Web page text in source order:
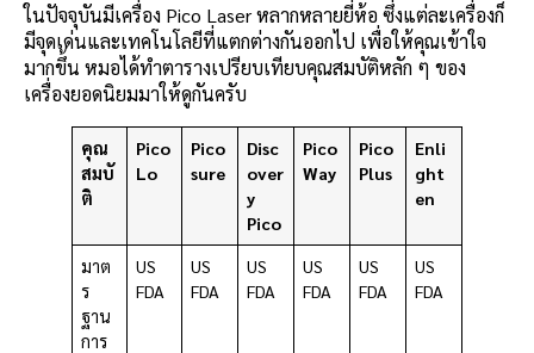
ในปัจจุบันมีเครื่อง Pico Laser หลากหลายยี่ห้อ ซึ่งแต่ละเครื่องก็
มีจุดเด่นและเทคโนโลยีที่แตกต่างกันออกไป เพื่อให้คุณเข้าใจ
มากขึ้น หมอได้ทำตารางเปรียบเทียบคุณสมบัติหลัก ๆ ของ
เครื่องยอดนิยมมาให้ดูกันครับ
คุณ
สมบั
ติ
Pico
Lo
Pico
sure
Disc
over
y
Pico
Pico
Way
Pico
Plus
Enli
ght
en
มาต
ร
ฐาน
การ
US
FDA
US
FDA
US
FDA
US
FDA
US
FDA
US
FDA